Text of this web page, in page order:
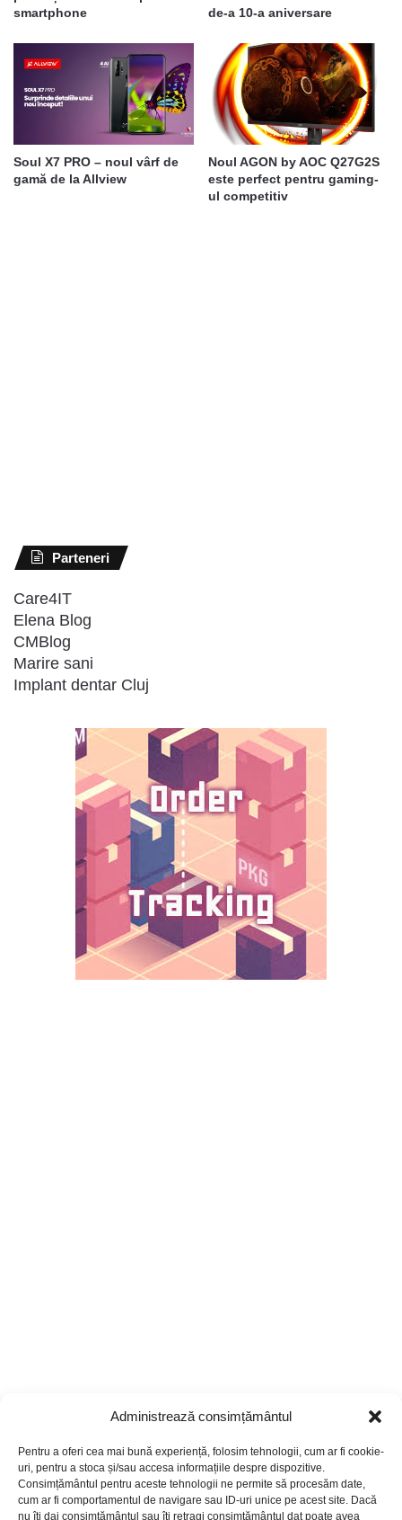
Administrează consimțământul
Pentru a oferi cea mai bună experiență, folosim tehnologii, cum ar fi cookie-
uri, pentru a stoca și/sau accesa informațiile despre dispozitive.
Consimțământul pentru aceste tehnologii ne permite să procesăm date,
cum ar fi comportamentul de navigare sau ID-uri unice pe acest site. Dacă
nu îți dai consimțământul sau îți retragi consimțământul dat poate avea
smartphone
de-a 10-a aniversare
Soul X7 PRO – noul vârf de
gamă de la Allview
Noul AGON by AOC Q27G2S
este perfect pentru gaming-
ul competitiv
Parteneri
Care4IT
Elena Blog
CMBlog
Marire sani
Implant dentar Cluj